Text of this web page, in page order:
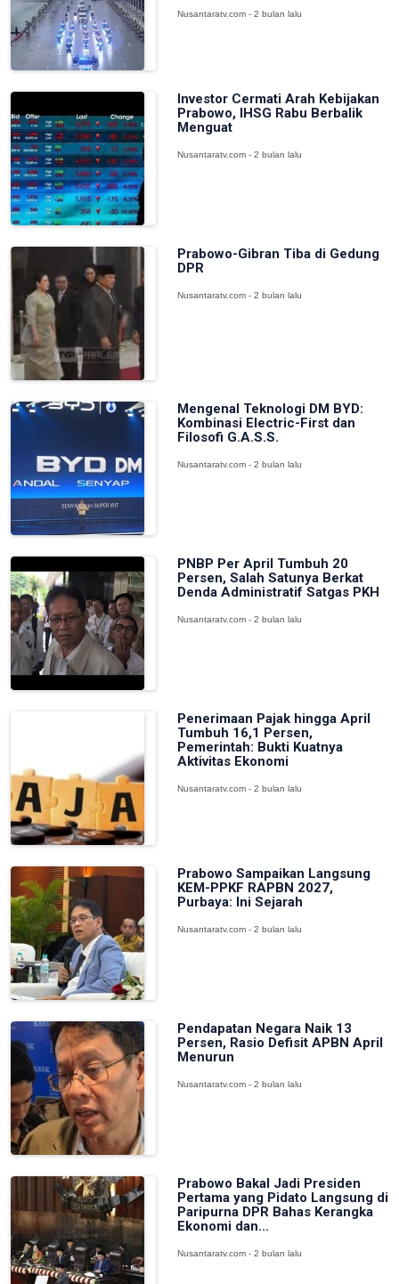
Nusantaratv.com - 2 bulan lalu
Investor Cermati Arah Kebijakan
Prabowo, IHSG Rabu Berbalik
Menguat
Nusantaratv.com - 2 bulan lalu
Prabowo-Gibran Tiba di Gedung
DPR
Nusantaratv.com - 2 bulan lalu
Mengenal Teknologi DM BYD:
Kombinasi Electric-First dan
Filosofi G.A.S.S.
Nusantaratv.com - 2 bulan lalu
PNBP Per April Tumbuh 20
Persen, Salah Satunya Berkat
Denda Administratif Satgas PKH
Nusantaratv.com - 2 bulan lalu
Penerimaan Pajak hingga April
Tumbuh 16,1 Persen,
Pemerintah: Bukti Kuatnya
Aktivitas Ekonomi
Nusantaratv.com - 2 bulan lalu
Prabowo Sampaikan Langsung
KEM-PPKF RAPBN 2027,
Purbaya: Ini Sejarah
Nusantaratv.com - 2 bulan lalu
Pendapatan Negara Naik 13
Persen, Rasio Defisit APBN April
Menurun
Nusantaratv.com - 2 bulan lalu
Prabowo Bakal Jadi Presiden
Pertama yang Pidato Langsung di
Paripurna DPR Bahas Kerangka
Ekonomi dan...
Nusantaratv.com - 2 bulan lalu